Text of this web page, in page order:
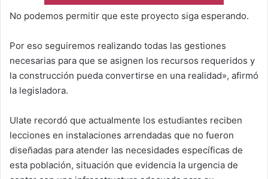
No podemos permitir que este proyecto siga esperando.
Por eso seguiremos realizando todas las gestiones
necesarias para que se asignen los recursos requeridos y
la construcción pueda convertirse en una realidad», afirmó
la legisladora.
Ulate recordó que actualmente los estudiantes reciben
lecciones en instalaciones arrendadas que no fueron
diseñadas para atender las necesidades específicas de
esta población, situación que evidencia la urgencia de